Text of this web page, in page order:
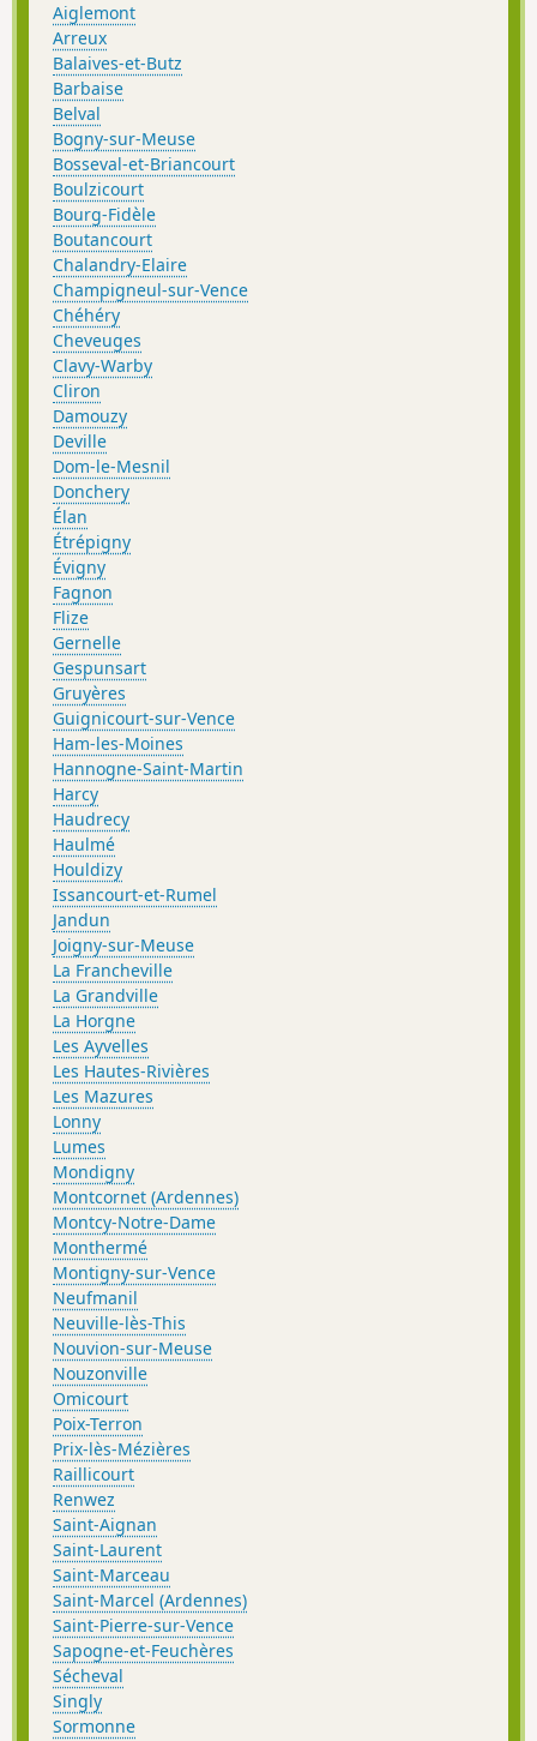
Aiglemont
Arreux
Balaives-et-Butz
Barbaise
Belval
Bogny-sur-Meuse
Bosseval-et-Briancourt
Boulzicourt
Bourg-Fidèle
Boutancourt
Chalandry-Elaire
Champigneul-sur-Vence
Chéhéry
Cheveuges
Clavy-Warby
Cliron
Damouzy
Deville
Dom-le-Mesnil
Donchery
Élan
Étrépigny
Évigny
Fagnon
Flize
Gernelle
Gespunsart
Gruyères
Guignicourt-sur-Vence
Ham-les-Moines
Hannogne-Saint-Martin
Harcy
Haudrecy
Haulmé
Houldizy
Issancourt-et-Rumel
Jandun
Joigny-sur-Meuse
La Francheville
La Grandville
La Horgne
Les Ayvelles
Les Hautes-Rivières
Les Mazures
Lonny
Lumes
Mondigny
Montcornet (Ardennes)
Montcy-Notre-Dame
Monthermé
Montigny-sur-Vence
Neufmanil
Neuville-lès-This
Nouvion-sur-Meuse
Nouzonville
Omicourt
Poix-Terron
Prix-lès-Mézières
Raillicourt
Renwez
Saint-Aignan
Saint-Laurent
Saint-Marceau
Saint-Marcel (Ardennes)
Saint-Pierre-sur-Vence
Sapogne-et-Feuchères
Sécheval
Singly
Sormonne